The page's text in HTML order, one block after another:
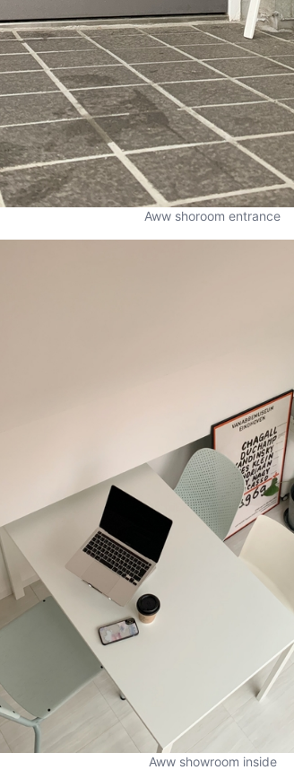
Aww shoroom entrance
Aww showroom inside